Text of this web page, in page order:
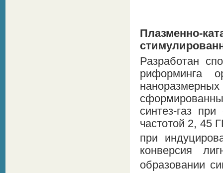
Плазменно-
Разработан
риформинга
синтез-газ
частотой 2, 45
при
конверсия
образовании